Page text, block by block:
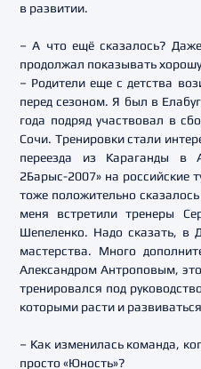
в развитии.
– А что ещё сказалось?
продолжал показывать
– Родители еще с детства
перед сезоном. Я был в
года подряд участвовал в
Сочи. Тренировки стали
переезда из Караганды в
2Барыс-2007» на российские
тоже положительно
меня встретили тренеры
Шепеленко. Надо сказать, в
мастерства. Много
Александром Антроповым,
тренировался под
которыми расти и
– Как изменилась команда,
просто «Юность»?